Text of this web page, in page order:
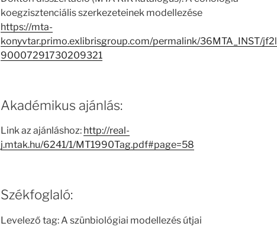
koegzisztenciális szerkezeteinek modellezése
https://mta-
konyvtar.primo.exlibrisgroup.com/permalink/36MTA_INST/
90007291730209321
Akadémikus ajánlás:
Link az ajánláshoz: http://real-
j.mtak.hu/6241/1/MT1990Tag.pdf#page=58
Székfoglaló:
Levelező tag: A szünbiológiai modellezés útjai